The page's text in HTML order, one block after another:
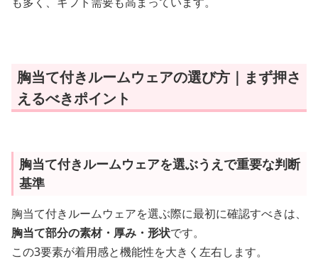
胸当て付きルームウェアの選び方｜まず押さ
えるべきポイント
胸当て付きルームウェアを選ぶうえで重要な判断
基準
胸当て付きルームウェアを選ぶ際に最初に確認すべきは、
胸当て部分の素材・厚み・形状です。
この3要素が着用感と機能性を大きく左右します。